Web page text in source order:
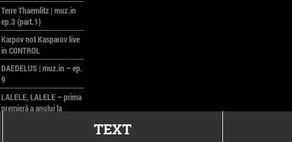
Terre Thaemlitz | muz.in
ep.3 (part.1)
Karpov not Kasparov live
in CONTROL
DAEDELUS | muz.in – ep.
9
LALELE, LALELE – prima
premieră a anului la
TEXT